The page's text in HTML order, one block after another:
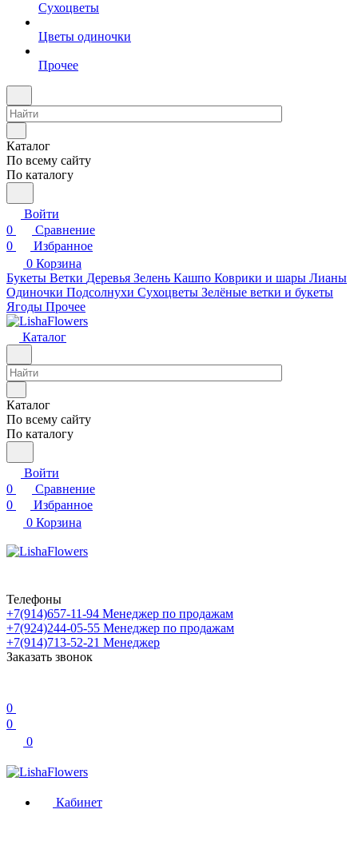
Сухоцветы
Цветы одиночки
Прочее
Каталог
По всему сайту
По каталогу
Войти
0
Сравнение
0
Избранное
0 Корзина
Букеты Ветки Деревья Зелень Кашпо Коврики и шары Лианы
Одиночки Подсолнухи Сухоцветы Зелёные ветки и букеты
Ягоды Прочее
Каталог
Каталог
По всему сайту
По каталогу
Войти
0
Сравнение
0
Избранное
0 Корзина
Телефоны
+7(914)657-11-94 Менеджер по продажам
+7(924)244-05-55 Менеджер по продажам
+7(914)713-52-21 Менеджер
Заказать звонок
0
0
0
Кабинет